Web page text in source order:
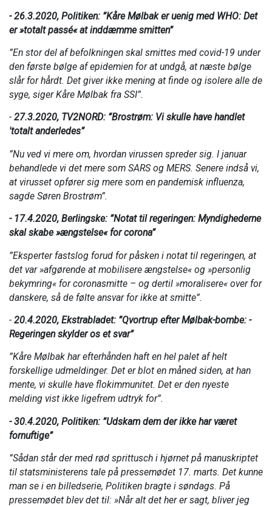
- 26.3.2020, Politiken: ”Kåre Mølbak er uenig med WHO: Det
er »totalt passé« at inddæmme smitten”
”En stor del af befolkningen skal smittes med covid-19 under
den første bølge af epidemien for at undgå, at næste bølge
slår for hårdt. Det giver ikke mening at finde og isolere alle de
syge, siger Kåre Mølbak fra SSI”.
- 27.3.2020, TV2NORD: ”Brostrøm: Vi skulle have handlet
'totalt anderledes”
”Nu ved vi mere om, hvordan virussen spreder sig. I januar
behandlede vi det mere som SARS og MERS. Senere indså vi,
at virusset opfører sig mere som en pandemisk influenza,
sagde Søren Brostrøm”.
- 17.4.2020, Berlingske: ”Notat til regeringen: Myndighederne
skal skabe »ængstelse« for corona”
”Eksperter fastslog forud for påsken i notat til regeringen, at
det var »afgørende at mobilisere ængstelse« og »personlig
bekymring« for coronasmitte – og dertil »moralisere« over for
danskere, så de følte ansvar for ikke at smitte”.
- 20.4.2020, Ekstrabladet: ”Qvortrup efter Mølbak-bombe: -
Regeringen skylder os et svar”
”Kåre Mølbak har efterhånden haft en hel palet af helt
forskellige udmeldinger. Det er blot en måned siden, at han
mente, vi skulle have flokimmunitet. Det er den nyeste
melding vist ikke ligefrem udtryk for”.
- 30.4.2020, Politiken: ”Udskam dem der ikke har været
fornuftige”
”Sådan står der med rød sprittusch i hjørnet på manuskriptet
til statsministerens tale på pressemødet 17. marts. Det kunne
man se i en billedserie, Politiken bragte i søndags. På
pressemødet blev det til: »Når alt det her er sagt, bliver jeg